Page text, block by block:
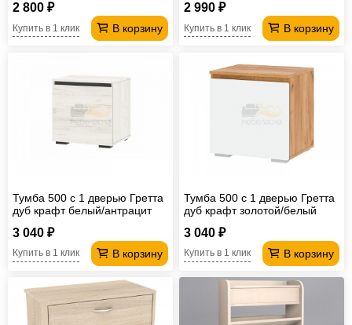
2 800 ₽
В корзину
Купить в 1 клик
2 990 ₽
В корзину
Купить в 1 клик
Тумба 500 с 1 дверью Гретта
дуб крафт белый/антрацит
3 040 ₽
В корзину
Купить в 1 клик
Тумба 500 с 1 дверью Гретта
дуб крафт золотой/белый
3 040 ₽
В корзину
Купить в 1 клик